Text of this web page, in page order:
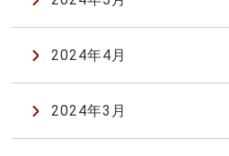
2024年4月
2024年3月